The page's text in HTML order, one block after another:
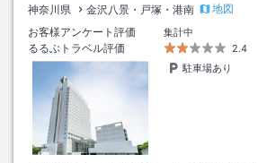
神奈川県 金沢八景・戸塚・港南
地図
お客様アンケート評価
集計中
るるぶトラベル評価
2.4
駐車場あり